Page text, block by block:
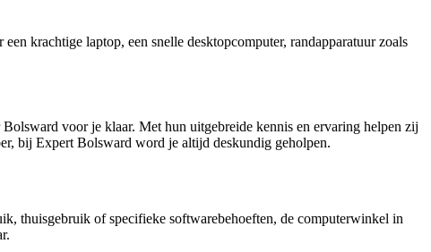
krachtige laptop, een snelle desktopcomputer, randapparatuur zoals
voor je klaar. Met hun uitgebreide kennis en ervaring helpen zij
bij Expert Bolsward word je altijd deskundig geholpen.
thuisgebruik of specifieke softwarebehoeften, de computerwinkel in